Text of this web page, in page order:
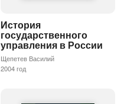
История
государственного
управления в России
Щепетев Василий
2004 год